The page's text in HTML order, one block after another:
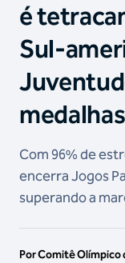
é
Sul-
medalhas
Com 96% de
encerra Jogos
superando a
Por Comitê Olímpico